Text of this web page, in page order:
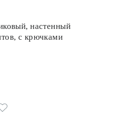
настенный
с крючками